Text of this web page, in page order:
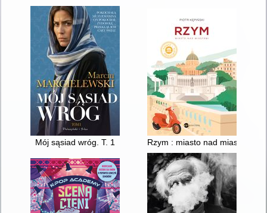
Mój sąsiad wróg. T. 1 Rzym : miasto nad miastami